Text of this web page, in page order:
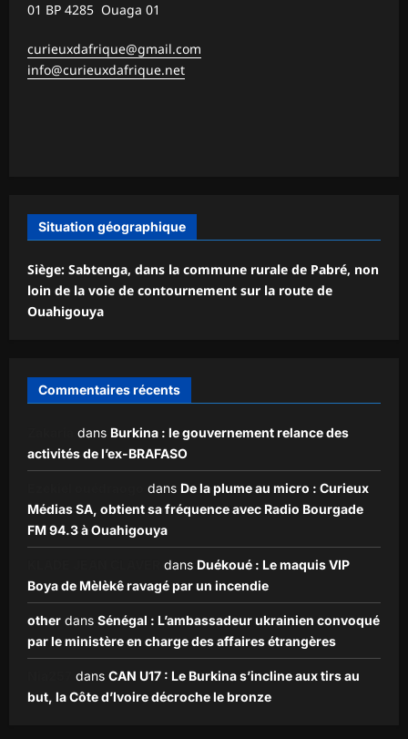
01 BP 4285 Ouaga 01
curieuxdafrique@gmail.com
info@curieuxdafrique.net
Situation géographique
Siège: Sabtenga, dans la commune rurale de Pabré, non
loin de la voie de contournement sur la route de
Ouahigouya
Commentaires récents
dans Burkina : le gouvernement relance des
activités de l’ex-BRAFASO
dans De la plume au micro : Curieux
Médias SA, obtient sa fréquence avec Radio Bourgade
FM 94.3 à Ouahigouya
dans Duékoué : Le maquis VIP
Boya de Mèlèkê ravagé par un incendie
other dans Sénégal : L’ambassadeur ukrainien convoqué
par le ministère en charge des affaires étrangères
dans CAN U17 : Le Burkina s’incline aux tirs au
but, la Côte d’Ivoire décroche le bronze